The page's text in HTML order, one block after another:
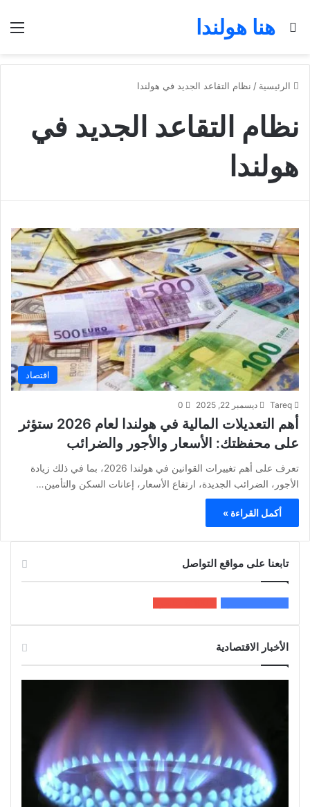
هنا هولندا
بحث عن
الرئيسية / نظام التقاعد الجديد في هولندا
نظام التقاعد الجديد في
هولندا
اقتصاد
Tareq ديسمبر 22, 2025 0
أهم التعديلات المالية في هولندا لعام 2026 ستؤثر
على محفظتك: الأسعار والأجور والضرائب
تعرف على أهم تغييرات القوانين في هولندا 2026، بما في ذلك زيادة
الأجور، الضرائب الجديدة، ارتفاع الأسعار، إعانات السكن والتأمين…
أكمل القراءة »
تابعنا على مواقع التواصل
الأخبار الاقتصادية